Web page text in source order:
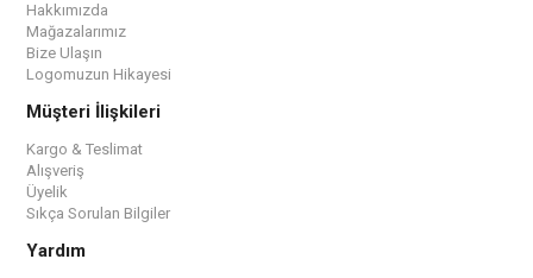
Hakkımızda
Mağazalarımız
Bize Ulaşın
Logomuzun Hikayesi
Müşteri İlişkileri
Kargo & Teslimat
Alışveriş
Üyelik
Sıkça Sorulan Bilgiler
Yardım